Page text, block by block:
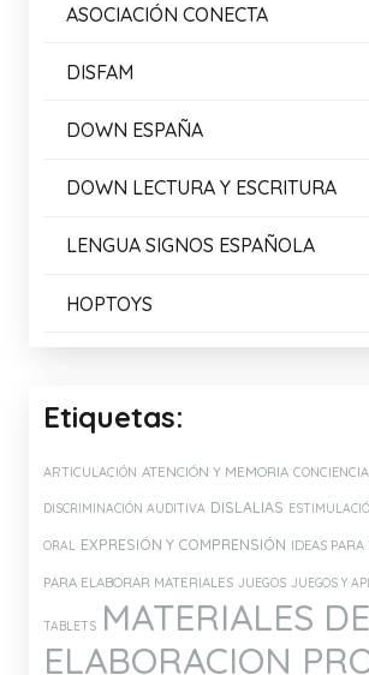
ASOCIACIÓN CONECTA
DISFAM
DOWN ESPAÑA
DOWN LECTURA Y ESCRITURA
LENGUA SIGNOS ESPAÑOLA
HOPTOYS
Etiquetas:
ARTICULACIÓN ATENCIÓN Y MEMORIA
DISCRIMINACIÓN AUDITIVA DISLALIAS
ORAL EXPRESIÓN Y COMPRENSIÓN IDEAS
PARA ELABORAR MATERIALES JUEGOS JUEGOS Y
TABLETS MATERIALES DE
ELABORACION